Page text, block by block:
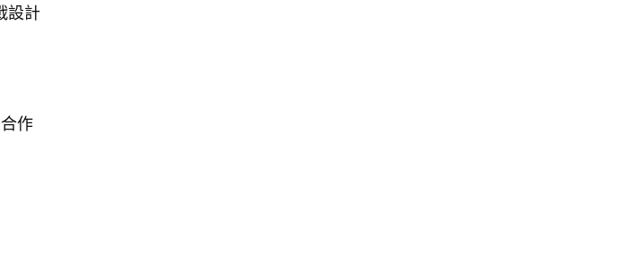
設計
作